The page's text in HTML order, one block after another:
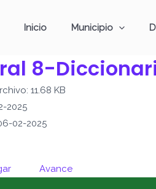
Inicio Municipio
8-
11.68 KB
2025
02-2025
Avance